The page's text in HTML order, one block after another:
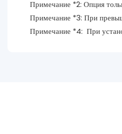
Примечание *2: Опция
Примечание *3: При
Примечание *4: При